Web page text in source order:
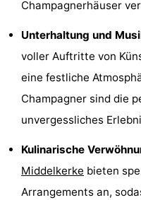
Spielplätze
-
Indoor-
Spielplätze
Minigolfplätze
Wellness-
Zentren
Dörfer
Städte
Natur
Sport
Champagnerhäuser
Unterhaltung und
voller Auftritte von
eine festliche
Champagner sind die
unvergessliches
Kulinarische
Middelkerke bieten
Arrangements an,